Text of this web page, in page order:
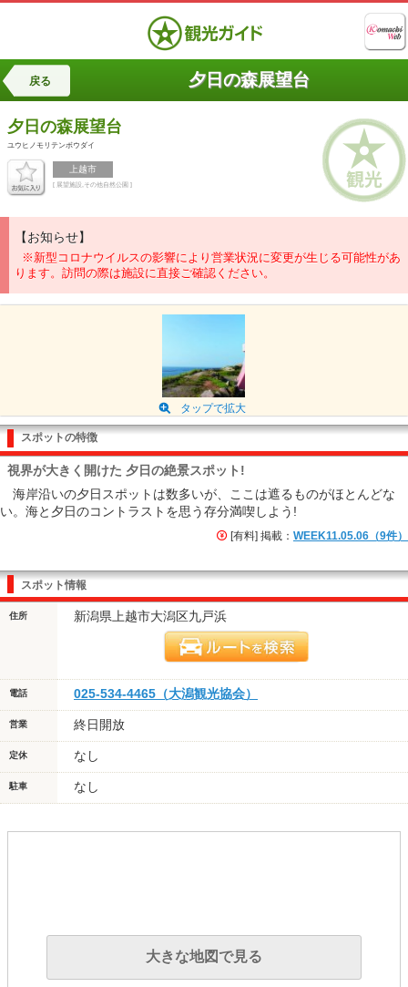
戻る 夕日の森展望台
夕日の森展望台
ユウヒノモリテンボウダイ
上越市
[ 展望施設,その他自然公園 ]
【お知らせ】
※新型コロナウイルスの影響により営業状況に変更が生じる可能性があ
ります。訪問の際は施設に直接ご確認ください。
タップで拡大
スポットの特徴
視界が大きく開けた 夕日の絶景スポット!
海岸沿いの夕日スポットは数多いが、ここは遮るものがほとんどな
い。海と夕日のコントラストを思う存分満喫しよう!
[有料] 掲載： WEEK11.05.06（9件）
スポット情報
住所 新潟県上越市大潟区九戸浜
電話 025-534-4465（大潟観光協会）
営業 終日開放
定休 なし
駐車 なし
大きな地図で見る